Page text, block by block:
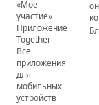
«Мое
участие»
Приложение
Together
Все
приложения
для
мобильных
устройств